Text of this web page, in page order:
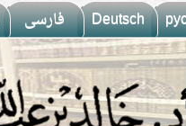
Deutsch فارسى